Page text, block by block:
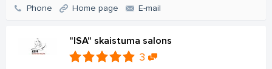
Phone
Home page E-mail
"ISA" skaistuma salons
3